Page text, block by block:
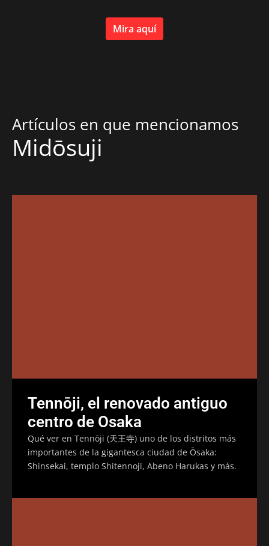
Mira aquí
Artículos en que mencionamos
Midōsuji
Tennōji, el renovado antiguo
centro de Osaka
Qué ver en Tennōji (天王寺) uno de los distritos más
importantes de la gigantesca ciudad de Ōsaka:
Shinsekai, templo Shitennoji, Abeno Harukas y más.